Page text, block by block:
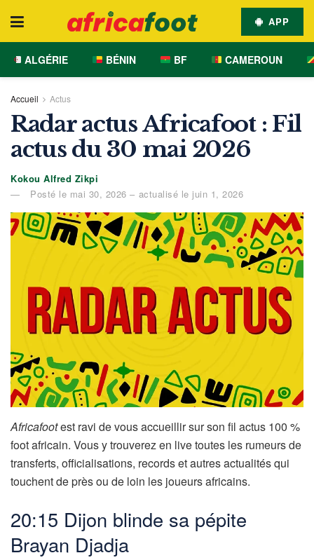
APP
ALGÉRIE BÉNIN BF CAMEROUN
Accueil Actus
Radar actus Africafoot : Fil
actus du 30 mai 2026
Kokou Alfred Zikpi
Posté le mai 30, 2026 – actualisé le juin 1, 2026
Africafootest ravi de vous accueillir sur son fil actus 100 %
foot africain. Vous y trouverez en live toutes les rumeurs de
transferts, officialisations, records et autres actualités qui
touchent de près ou de loin les joueurs africains.
20:15 Dijon blinde sa pépite
Brayan Djadja